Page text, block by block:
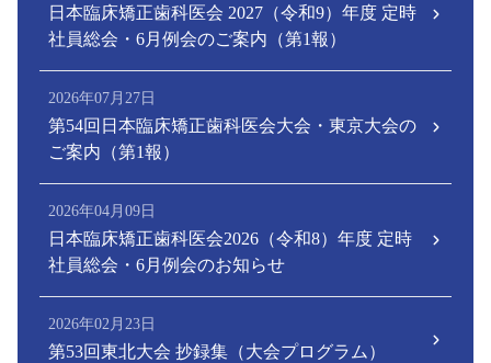
日本臨床矯正歯科医会 2027（令和9）年度 定時
社員総会・6月例会のご案内（第1報）
2026年07月27日
第54回日本臨床矯正歯科医会大会・東京大会の
ご案内（第1報）
2026年04月09日
日本臨床矯正歯科医会2026（令和8）年度 定時
社員総会・6月例会のお知らせ
2026年02月23日
第53回東北大会 抄録集（大会プログラム）